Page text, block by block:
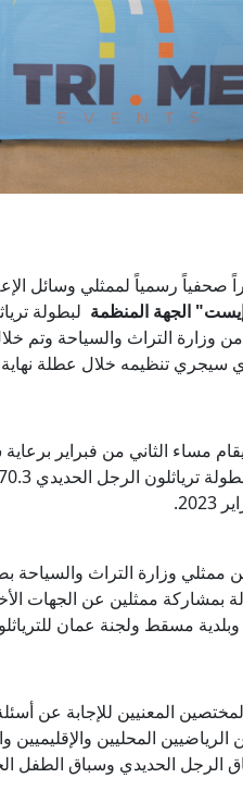
رسمياً لممثلي وسائل
الجهة المنظمة
التراث والسياحة وتم
مساء الثاني من فبراير
وزارة التراث والسياحة
بمشاركة ممثلين عن الجهات
مسقط ولجنة عمان
المحليين
الرجل الحديدي وسباق